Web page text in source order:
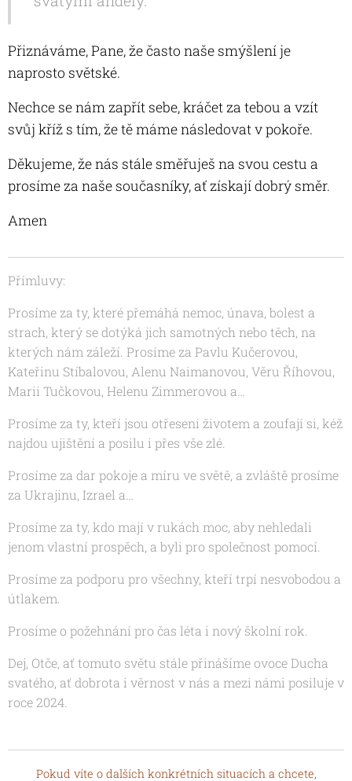
Přiznáváme, Pane, že často naše smýšlení je
naprosto světské.
Nechce se nám zapřít sebe, kráčet za tebou a vzít
svůj kříž s tím, že tě máme následovat v pokoře.
Děkujeme, že nás stále směřuješ na svou cestu a
prosíme za naše současníky, ať získají dobrý směr.
Amen
Přímluvy:
Prosíme za ty, které přemáhá nemoc, únava, bolest a
strach, který se dotýká jich samotných nebo těch, na
kterých nám záleží. Prosíme za Pavlu Kučerovou,
Kateřinu Stíbalovou, Alenu Naimanovou, Věru Říhovou,
Marii Tučkovou, Helenu Zimmerovou a…
Prosíme za ty, kteří jsou otřeseni životem a zoufají si, kéž
najdou ujištění a posilu i přes vše zlé.
Prosíme za dar pokoje a míru ve světě, a zvláště prosíme
za Ukrajinu, Izrael a…
Prosíme za ty, kdo mají v rukách moc, aby nehledali
jenom vlastní prospěch, a byli pro společnost pomocí.
Prosíme za podporu pro všechny, kteří trpí nesvobodou a
útlakem.
Prosíme o požehnání pro čas léta i nový školní rok.
Dej, Otče, ať tomuto světu stále přinášíme ovoceDucha
svatého, ať dobrota i věrnost v nás a mezi námi posiluje v
roce 2024.
Pokud víte o dalších konkrétních situacích a chcete,